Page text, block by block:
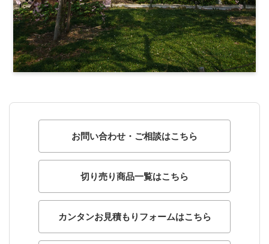
お問い合わせ・ご相談はこちら
切り売り商品一覧はこちら
カンタンお見積もりフォームはこちら